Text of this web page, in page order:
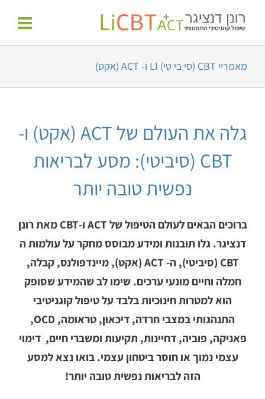
לתוכן
מאמריי CBT (סי בי טי) LI ו- ACT (אקט)
גלה את העולם של ACT (אקט) ו-
CBT (סיביטי): מסע לבריאות
נפשית טובה יותר
ברוכים הבאים לעולם הטיפול של ACT ו-CBT מאת רונן
דנציגר. גלו תובנות ומידע מבוסס מחקר על עולמות ה
CBT (סיביטי), ה- ACT (אקט), מיינדפולנס, קבלה,
חמלה וחיים מונעי ערכים. שימו לב שהמידע שסופק
הוא למטרות חינוכיות בלבד על טיפול קוגניטיבי
התנהגותי במצבי חרדה, דיכאון, טראומה, OCD,
פאניקה, פוביה, דחיינות, תקיעות ומשברי חיים, דימוי
עצמי נמוך או חוסר ביטחון עצמי. בואו נצא למסע
הזה לבריאות נפשית טובה יותר!